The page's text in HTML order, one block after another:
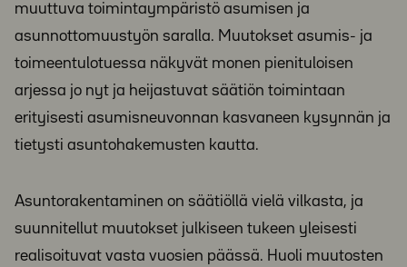
muuttuva toimintaympäristö asumisen ja
asunnottomuustyön saralla. Muutokset asumis- ja
toimeentulotuessa näkyvät monen pienituloisen
arjessa jo nyt ja heijastuvat säätiön toimintaan
erityisesti asumisneuvonnan kasvaneen kysynnän ja
tietysti asuntohakemusten kautta.
Asuntorakentaminen on säätiöllä vielä vilkasta, ja
suunnitellut muutokset julkiseen tukeen yleisesti
realisoituvat vasta vuosien päässä. Huoli muutosten